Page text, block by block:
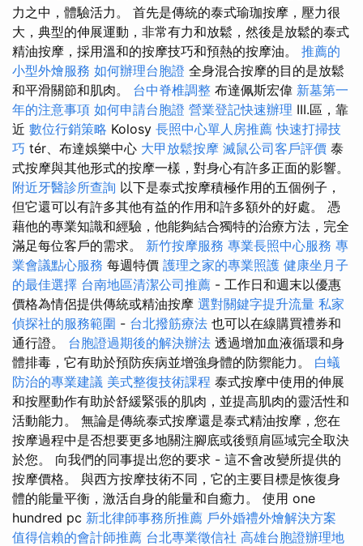
力之中，體驗活力。 首先是傳統的泰式瑜珈按摩，壓力很
大，典型的伸展運動，非常有力和放鬆，然後是放鬆的泰式
精油按摩，採用溫和的按摩技巧和預熱的按摩油。 推薦的
小型外燴服務 如何辦理台胞證 全身混合按摩的目的是放鬆
和平滑關節和肌肉。 台中脊椎調整 布達佩斯宏偉 新墓第一
年的注意事項 如何申請台胞證 營業登記快速辦理 III.區，靠
近 數位行銷策略 Kolosy 長照中心單人房推薦 快速打掃技
巧 tér、布達娛樂中心 大甲放鬆按摩 滅鼠公司客戶評價 泰
式按摩與其他形式的按摩一樣，對身心有許多正面的影響。
附近牙醫診所查詢 以下是泰式按摩積極作用的五個例子，
但它還可以有許多其他有益的作用和許多額外的好處。 憑
藉他的專業知識和經驗，他能夠結合獨特的治療方法，完全
滿足每位客戶的需求。 新竹按摩服務 專業長照中心服務 專
業會議點心服務 每週特價 護理之家的專業照護 健康坐月子
的最佳選擇 台南地區清潔公司推薦 - 工作日和週末以優惠
價格為情侶提供傳統或精油按摩 選對關鍵字提升流量 私家
偵探社的服務範圍 - 台北撥筋療法 也可以在線購買禮券和
通行證。 台胞證過期後的解決辦法 透過增加血液循環和身
體排毒，它有助於預防疾病並增強身體的防禦能力。 白蟻
防治的專業建議 美式整復技術課程 泰式按摩中使用的伸展
和按壓動作有助於舒緩緊張的肌肉，並提高肌肉的靈活性和
活動能力。 無論是傳統泰式按摩還是泰式精油按摩，您在
按摩過程中是否想要更多地關注腳底或後頸肩區域完全取決
於您。 向我們的同事提出您的要求 - 這不會改變所提供的
按摩價格。 與西方按摩技術不同，它的主要目標是恢復身
體的能量平衡，激活自身的能量和自癒力。 使用 one
hundred pc 新北律師事務所推薦 戶外婚禮外燴解決方案
值得信賴的會計師推薦 台北專業徵信社 高雄台胞證辦理地